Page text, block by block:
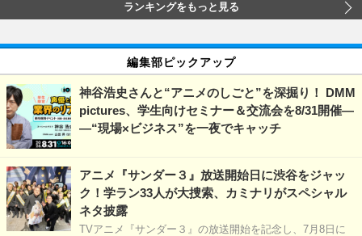
ランキングをもっと見る
編集部ピックアップ
神谷浩史さんと“アニメのしごと”を深掘り！ DMM
pictures、学生向けセミナー＆交流会を8/31開催―
―“現場×ビジネス”を一夜でキャッチ
アニメ『サンダー３』放送開始日に渋谷をジャッ
ク！学ラン33人が大捜索、カミナリがスペシャル
ネタ披露
TVアニメ『サンダー３』の放送開始を記念し、7月8日に